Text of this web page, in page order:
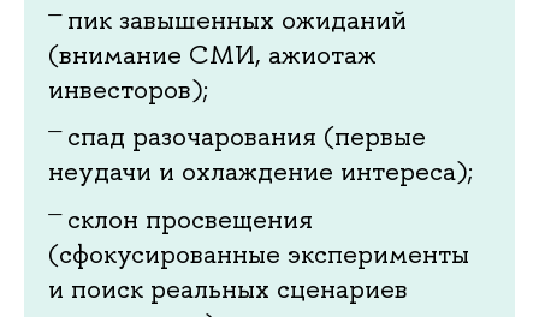
пик завышенных ожиданий
(внимание СМИ, ажиотаж
инвесторов);
спад разочарования (первые
неудачи и охлаждение интереса);
склон просвещения
(сфокусированные эксперименты
и поиск реальных сценариев